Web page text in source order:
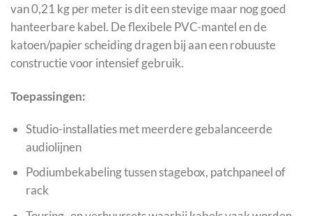
van 0,21 kg per meter is dit een stevige maar nog goed
hanteerbare kabel. De flexibele PVC-mantel en de
katoen/papier scheiding dragen bij aan een robuuste
constructie voor intensief gebruik.
Toepassingen:
Studio-installaties met meerdere gebalanceerde
audiolijnen
Podiumbekabeling tussen stagebox, patchpaneel of
rack